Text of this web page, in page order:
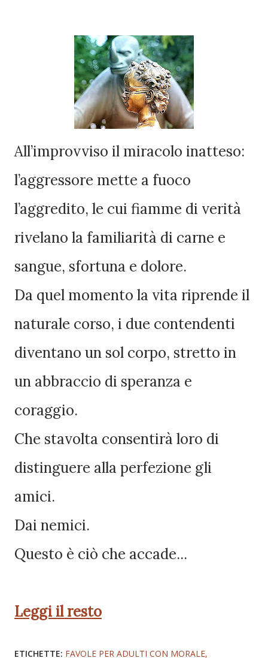
All’improvviso il miracolo inatteso:
l’aggressore mette a fuoco
l’aggredito, le cui fiamme di verità
rivelano la familiarità di carne e
sangue, sfortuna e dolore.
Da quel momento la vita riprende il
naturale corso, i due contendenti
diventano un sol corpo, stretto in
un abbraccio di speranza e
coraggio.
Che stavolta consentirà loro di
distinguere alla perfezione gli
amici.
Dai nemici.
Questo è ciò che accade...
Leggi il resto
ETICHETTE: FAVOLE PER ADULTI CON MORALE